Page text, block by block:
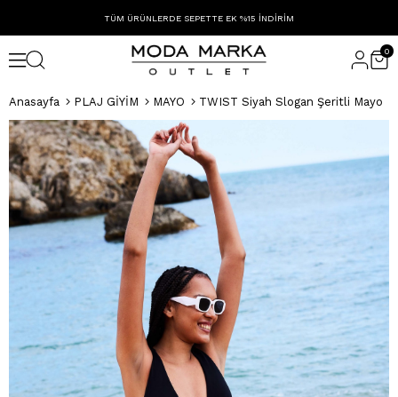
TÜM ÜRÜNLERDE SEPETTE EK %15 İNDİRİM
0
Anasayfa PLAJ GİYİM MAYO TWIST Siyah Slogan Şeritli Mayo